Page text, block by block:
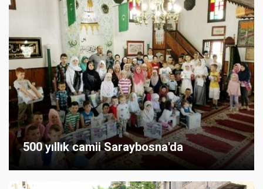
500 yıllık camii Saraybosna'da